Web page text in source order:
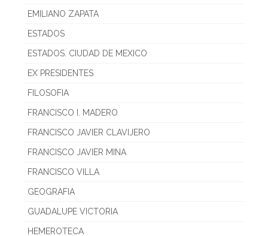
EMILIANO ZAPATA
ESTADOS
ESTADOS. CIUDAD DE MEXICO
EX PRESIDENTES
FILOSOFIA
FRANCISCO I. MADERO
FRANCISCO JAVIER CLAVIJERO
FRANCISCO JAVIER MINA
FRANCISCO VILLA
GEOGRAFIA
GUADALUPE VICTORIA
HEMEROTECA